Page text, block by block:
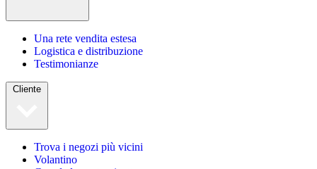
Una rete vendita estesa
Logistica e distribuzione
Testimonianze
Cliente
Trova i negozi più vicini
Volantino